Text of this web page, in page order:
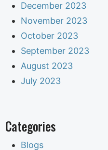
December 2023
November 2023
October 2023
September 2023
August 2023
July 2023
Categories
Blogs